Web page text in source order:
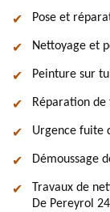
Pose et
Nettoyage et
Peinture sur
Réparation
Urgence fuite
Démoussage
Travaux de
De Pereyrol